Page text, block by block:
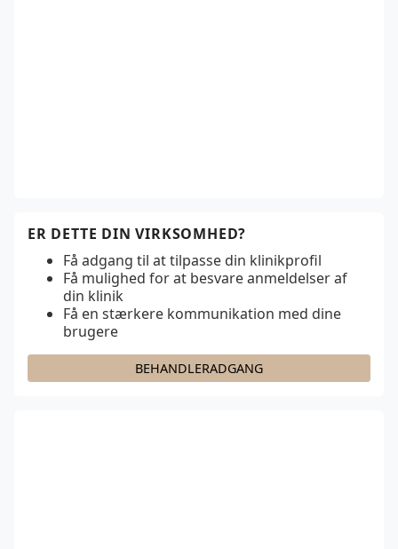
ER DETTE DIN VIRKSOMHED?
Få adgang til at tilpasse din klinikprofil
Få mulighed for at besvare anmeldelser af
din klinik
Få en stærkere kommunikation med dine
brugere
BEHANDLERADGANG